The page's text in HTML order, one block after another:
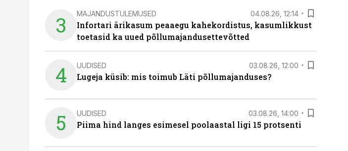
3 MAJANDUSTULEMUSED 04.08.26, 12:14
Infortari ärikasum peaaegu kahekordistus, kasumlikkust
toetasid ka uued põllumajandusettevõtted
4 UUDISED 03.08.26, 12:00
Lugeja küsib: mis toimub Läti põllumajanduses?
5 UUDISED 03.08.26, 14:00
Piima hind langes esimesel poolaastal ligi 15 protsenti